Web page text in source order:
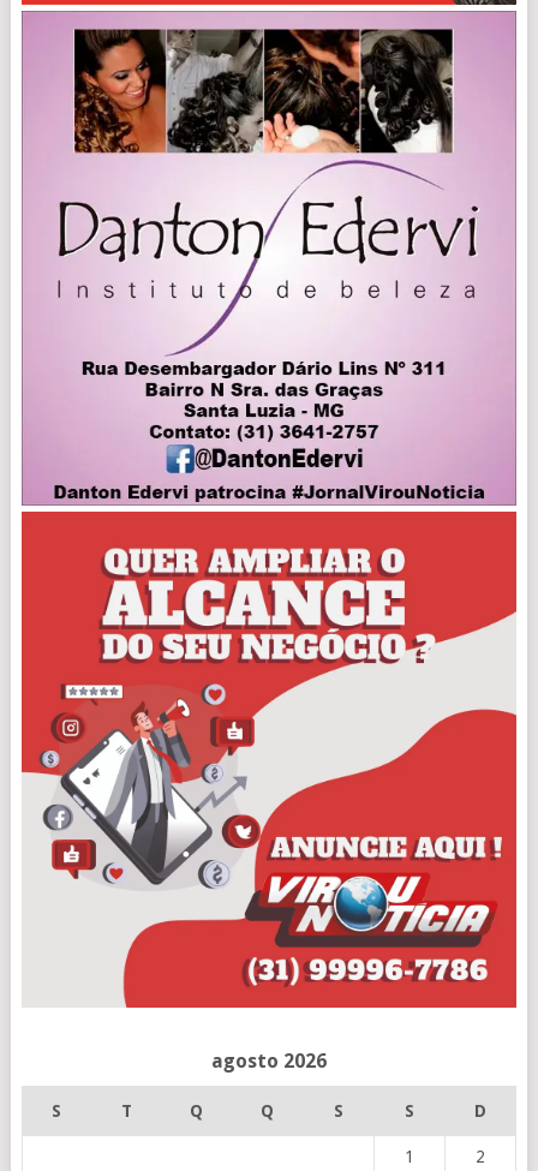
agosto 2026
S T Q Q S S D
1 2